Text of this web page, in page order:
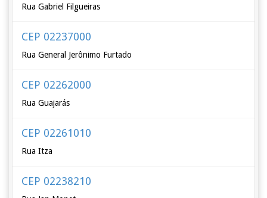
Rua Gabriel Filgueiras
CEP 02237000
Rua General Jerônimo Furtado
CEP 02262000
Rua Guajarás
CEP 02261010
Rua Itza
CEP 02238210